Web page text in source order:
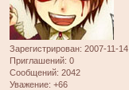
Зарегистрирован: 2007-11-14
Приглашений: 0
Сообщений: 2042
Уважение: +66